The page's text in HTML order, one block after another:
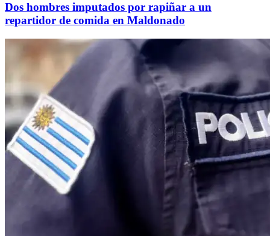
Dos hombres imputados por rapiñar a un
repartidor de comida en Maldonado